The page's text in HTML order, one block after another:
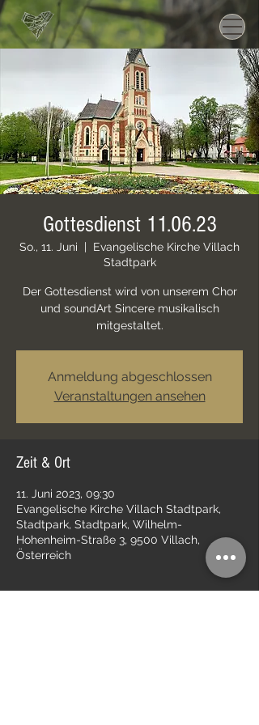
Gottesdienst 11.06.23
So., 11. Juni
  |
Evangelische Kirche Villach
Stadtpark
Der Gottesdienst wird von unserem Chor
und soundArt Sincere musikalisch
mitgestaltet.
Anmeldung abgeschlossen
Veranstaltungen ansehen
Zeit & Ort
11. Juni 2023, 09:30
Evangelische Kirche Villach Stadtpark,
Stadtpark, Stadtpark, Wilhelm-
Hohenheim-Straße 3, 9500 Villach,
Österreich